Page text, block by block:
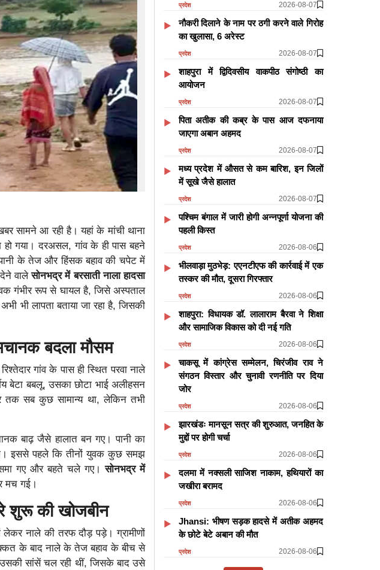
सामने आ रही है। यहां के मांची थाना
हो गया। दरअसल, गांव के ही पास बहने
के तेज और हिंसक बहाव की चपेट में
वालेसोनभद्र में बरसाती नाला हादसा
गंभीर रूप से घायल है, जिसे अस्पताल
भी लापता बताया जा रहा है, जिसकी
बदला मौसम
गांव के पास ही स्थित परवा नाले
बेटा बबलू, उसका छोटा भाई अलीहसन
तक सब कुछ सामान्य था, लेकिन तभी
बाढ़ जैसे हालात बन गए। पानी का
इससे पहले कि तीनों युवक कुछ समझ
समा गए और बहते चले गए।सोनभद्र में
मच गई।
शुरू की खोजबीन
नाले की तरफ दौड़ पड़े। ग्रामीणों
के बाद नाले के तेज बहाव के बीच से
सांसें चल रही थीं, जिसके बाद उसे
प्रदेश 2026-08-07
नौकरी दिलाने के नाम पर ठगी करने वाले गिरोह
का खुलासा, 6 अरेस्ट
प्रदेश 2026-08-07
शाहपुरा में द्विदिवसीय वाकपीठ संगोष्ठी का
आयोजन
प्रदेश 2026-08-07
पिता अतीक की कब्र के पास आज दफनाया
जाएगा अबान अहमद
प्रदेश 2026-08-07
मध्य प्रदेश में औसत से कम बारिश, इन जिलों
में सूखे जैसे हालात
प्रदेश 2026-08-07
पश्चिम बंगाल में जारी होगी अन्नपूर्णा योजना की
पहली किस्त
प्रदेश 2026-08-06
भीलवाड़ा मुठभेड़: एएनटीएफ की कार्रवाई में एक
तस्कर की मौत, दूसरा गिरफ्तार
प्रदेश 2026-08-06
शाहपुरा: विधायक डॉ. लालाराम बैरवा ने शिक्षा
और सामाजिक विकास को दी नई गति
प्रदेश 2026-08-06
चाकसू में कांग्रेस सम्मेलन, चिरंजीव राव ने
संगठन विस्तार और चुनावी रणनीति पर दिया
जोर
प्रदेश 2026-08-06
झारखंडः मानसून सत्र की शुरुआत, जनहित के
मुद्दों पर होगी चर्चा
प्रदेश 2026-08-06
दलमा में नक्सली साजिश नाकाम, हथियारों का
जखीरा बरामद
प्रदेश 2026-08-06
Jhansi: भीषण सड़क हादसे में अतीक अहमद
के छोटे बेटे अबान की मौत
प्रदेश 2026-08-06